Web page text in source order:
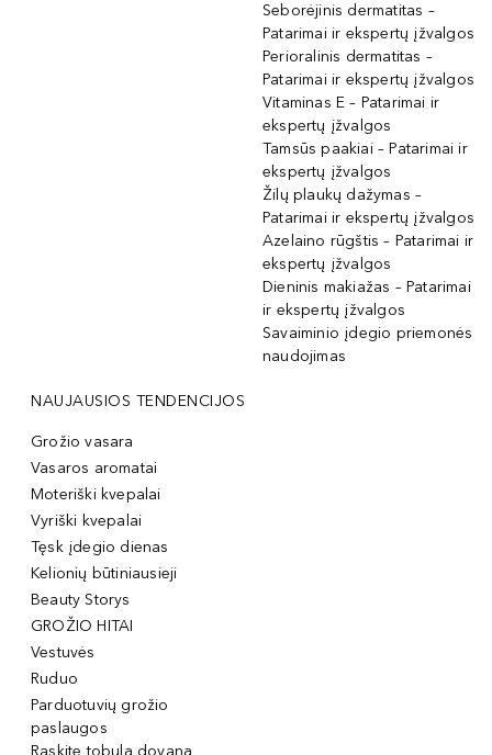
Seborėjinis dermatitas –
Patarimai ir ekspertų įžvalgos
Perioralinis dermatitas –
Patarimai ir ekspertų įžvalgos
Vitaminas E – Patarimai ir
ekspertų įžvalgos
Tamsūs paakiai – Patarimai ir
ekspertų įžvalgos
Žilų plaukų dažymas –
Patarimai ir ekspertų įžvalgos
Azelaino rūgštis – Patarimai ir
ekspertų įžvalgos
Dieninis makiažas – Patarimai
ir ekspertų įžvalgos
Savaiminio įdegio priemonės
naudojimas
NAUJAUSIOS TENDENCIJOS
Grožio vasara
Vasaros aromatai
Moteriški kvepalai
Vyriški kvepalai
Tęsk įdegio dienas
Kelionių būtiniausieji
Beauty Storys
GROŽIO HITAI
Vestuvės
Ruduo
Parduotuvių grožio
paslaugos